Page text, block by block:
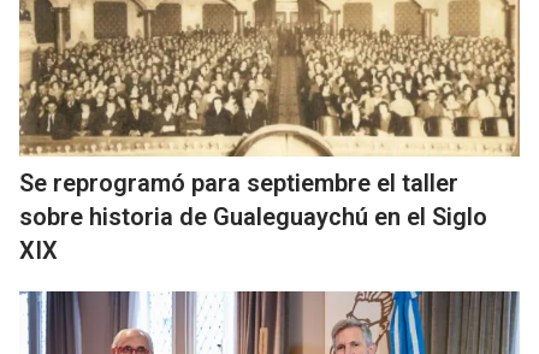
Se reprogramó para septiembre el taller
sobre historia de Gualeguaychú en el Siglo
XIX